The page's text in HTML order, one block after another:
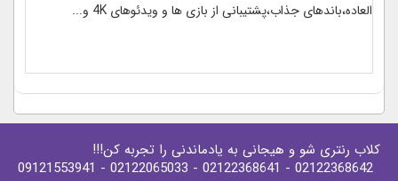
العاده،باندهای جذاب،پشتیبانی از بازی ها و ویدئوهای 4K و...
کلاب رنتری شو و هیجانی به یادماندنی را تجربه کن!!!
02122368642
- 02122368641
- 02122065033
- 09121553941